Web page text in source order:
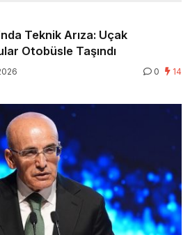
Teknik Arıza: Uçak
Otobüsle Taşındı
0 14